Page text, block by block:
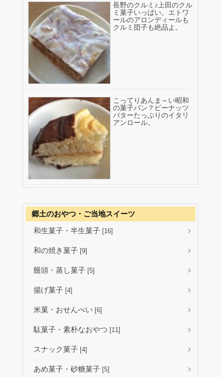
長野のクルミ♪上田のクル
ミ菓子いっぱい。エトワ
ールのアロンディールも
クルミ団子も絶品よ。
こってりあんま～い昭和
の菓子パン？ピーナッツ
バターたっぷりのイタリ
アンロール。
郷土のおやつ・ご当地スイーツ
和生菓子・半生菓子 [16]
和の焼き菓子 [9]
饅頭・蒸し菓子 [5]
揚げ菓子 [4]
米菓・おせんべい [6]
駄菓子・素朴なおやつ [11]
スナック菓子 [4]
あめ菓子・砂糖菓子 [5]